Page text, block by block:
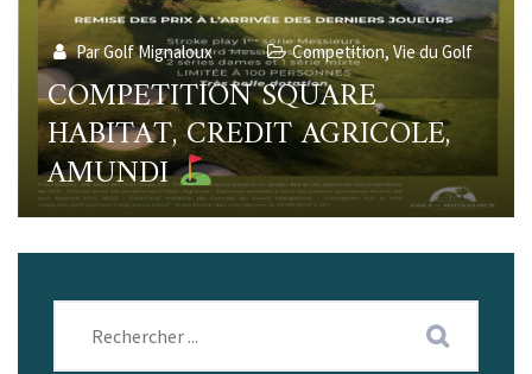
Par Golf Mignaloux Competition, Vie du Golf
COMPETITION SQUARE
HABITAT, CREDIT AGRICOLE,
AMUNDI